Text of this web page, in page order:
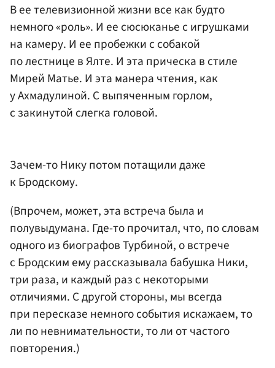
В ее телевизионной жизни все как будто
немного «роль». И ее сюсюканье с игрушками
на камеру. И ее пробежки с собакой
по лестнице в Ялте. И эта прическа в стиле
Мирей Матье. И эта манера чтения, как
у Ахмадулиной. С выпяченным горлом,
с закинутой слегка головой.
Зачем-то Нику потом потащили даже
к Бродскому.
(Впрочем, может, эта встреча была и
полувыдумана. Где-то прочитал, что, по словам
одного из биографов Турбиной, о встрече
с Бродским ему рассказывала бабушка Ники,
три раза, и каждый раз с некоторыми
отличиями. С другой стороны, мы всегда
при пересказе немного события искажаем, то
ли по невнимательности, то ли от частого
повторения.)